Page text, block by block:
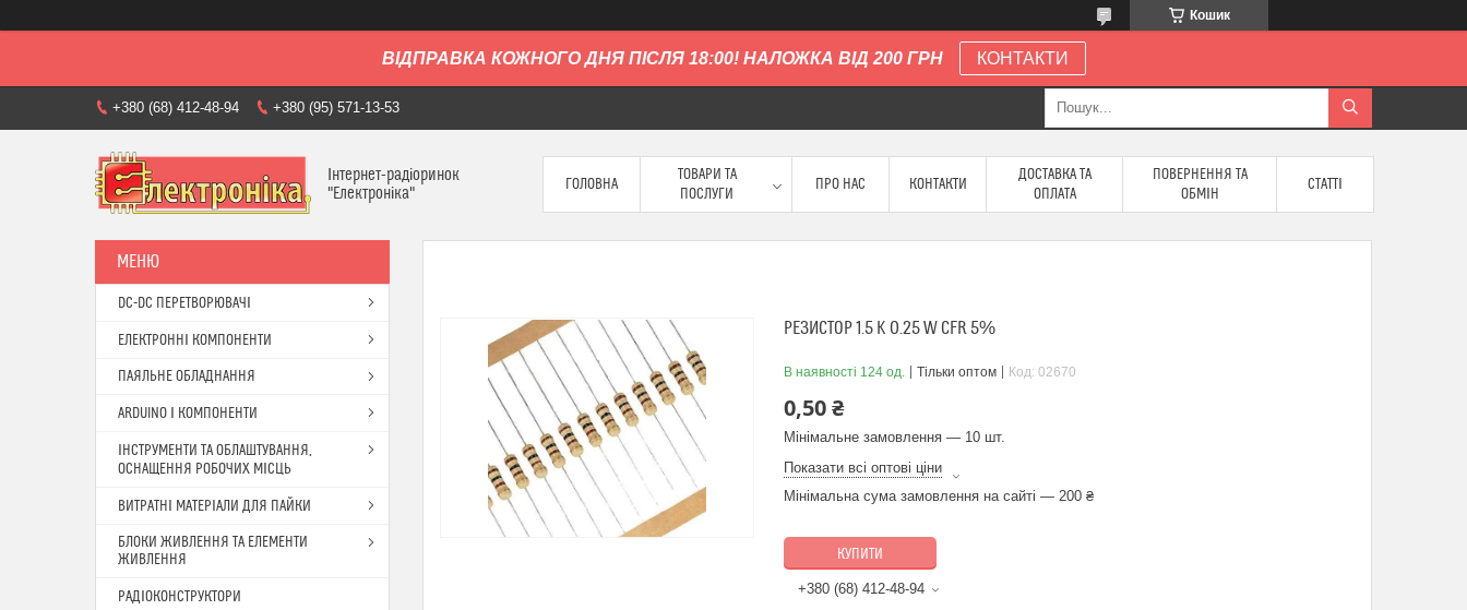
Кошик
ВІДПРАВКА КОЖНОГО ДНЯ ПІСЛЯ 18:00! НАЛОЖКА ВІД 200 ГРН КОНТАКТИ
+380 (68) 412-48-94 +380 (95) 571-13-53
Інтернет-радіоринок
"Електроніка"
ГОЛОВНА
ТОВАРИ ТА
ПОСЛУГИ
ПРО НАС КОНТАКТИ
ДОСТАВКА ТА
ОПЛАТА
ПОВЕРНЕННЯ ТА
ОБМІН
СТАТТІ
РЕЗИСТОР 1.5 K 0.25 W CFR 5%
В наявності 124 од. Тільки оптом Код: 02670
0,50 ₴
Мінімальне замовлення — 10 шт.
Показати всі оптові ціни
Мінімальна сума замовлення на сайті — 200 ₴
КУПИТИ
+380 (68) 412-48-94
DC-DC ПЕРЕТВОРЮВАЧІ
ЕЛЕКТРОННІ КОМПОНЕНТИ
ПАЯЛЬНЕ ОБЛАДНАННЯ
ARDUINO І КОМПОНЕНТИ
ІНСТРУМЕНТИ ТА ОБЛАШТУВАННЯ,
ОСНАЩЕННЯ РОБОЧИХ МІСЦЬ
ВИТРАТНІ МАТЕРІАЛИ ДЛЯ ПАЙКИ
БЛОКИ ЖИВЛЕННЯ ТА ЕЛЕМЕНТИ
ЖИВЛЕННЯ
РАДІОКОНСТРУКТОРИ